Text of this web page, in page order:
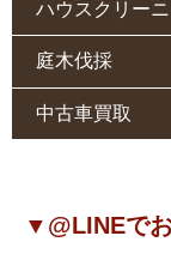
ハウスクリー
庭木伐採
中古車買取
▼@LINEで